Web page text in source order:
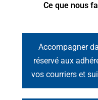
Ce que nous
Accompagner
réservé aux
vos courriers et